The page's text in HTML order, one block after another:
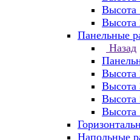
Высота
Высота
Панельные
Назад
Высота
Высота
Высота
Высота
Напольные